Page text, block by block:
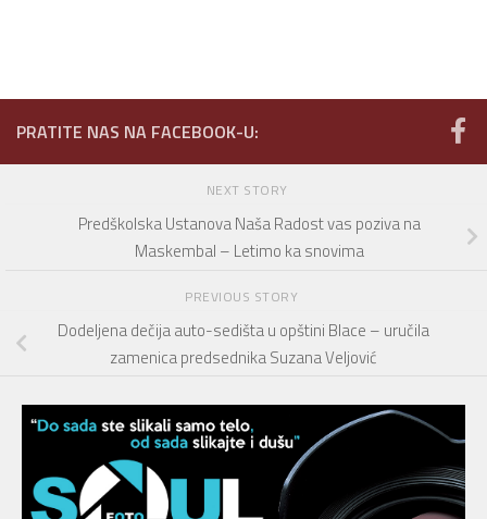
PRATITE NAS NA FACEBOOK-U:
NEXT STORY
Predškolska Ustanova Naša Radost vas poziva na
Maskembal – Letimo ka snovima
PREVIOUS STORY
Dodeljena dečija auto-sedišta u opštini Blace – uručila
zamenica predsednika Suzana Veljović